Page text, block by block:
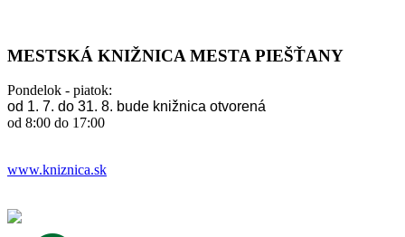
MESTSKÁ KNIŽNICA MESTA PIEŠŤANY
Pondelok - piatok:
od 1. 7. do 31. 8. bude knižnica otvorená
od 8:00 do 17:00
www.kniznica.sk